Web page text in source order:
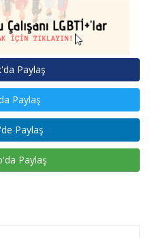
Paylaş
Paylaş
Paylaş
Paylaş